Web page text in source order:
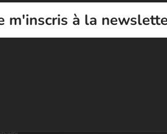
m'inscris à la